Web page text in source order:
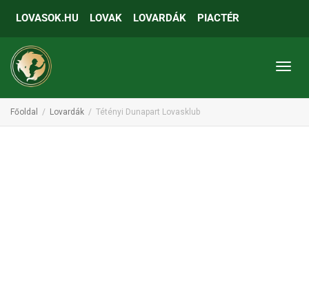
LOVASOK.HU LOVAK LOVARDÁK PIACTÉR
Főoldal Lovardák Tétényi Dunapart Lovasklub